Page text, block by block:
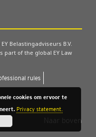
Belastingadviseurs B.V.
part of the global EY Law
rules
Naar boven
cookies om ervoor te
Privacy statement.